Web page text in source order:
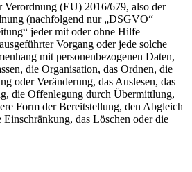
(EU) 2016/679, also der
(nachfolgend nur „DSGVO“
jeder mit oder ohne Hilfe
Vorgang oder jede solche
mit personenbezogenen Daten,
die Organisation, das Ordnen, die
oder Veränderung, das Auslesen, das
die Offenlegung durch Übermittlung,
Form der Bereitstellung, den Abgleich
das Löschen oder die